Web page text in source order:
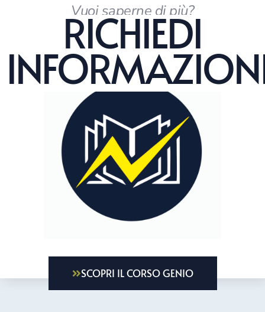
Vuoi saperne di più?
RICHIEDI
SCOPRI IL CORSO GENIO